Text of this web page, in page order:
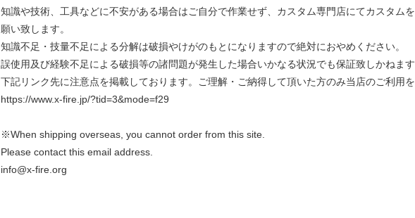
知識や技術、工具などに不安がある場合はご自分で作業せず、カスタム専門店にてカスタム
願い致します。
知識不足・技量不足による分解は破損やけがのもとになりますので絶対におやめください。
誤使用及び経験不足による破損等の諸問題が発生した場合いかなる状況でも保証致しかねま
下記リンク先に注意点を掲載しております。ご理解・ご納得して頂いた方のみ当店のご利用
https://www.x-fire.jp/?tid=3&mode=f29
※When shipping overseas, you cannot order from this site.
Please contact this email address.
info@x-fire.org